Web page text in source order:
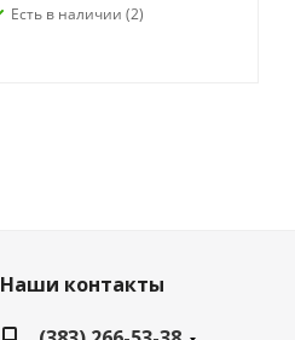
Есть в наличии (2)
Наши контакты